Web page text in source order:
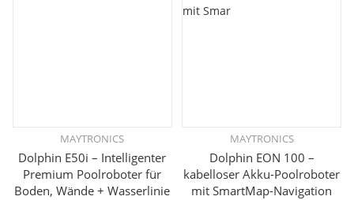
MAYTRONICS
Dolphin E50i – Intelligenter
Premium Poolroboter für
Boden, Wände + Wasserlinie
MAYTRONICS
Dolphin EON 100 –
kabelloser Akku-Poolroboter
mit SmartMap-Navigation